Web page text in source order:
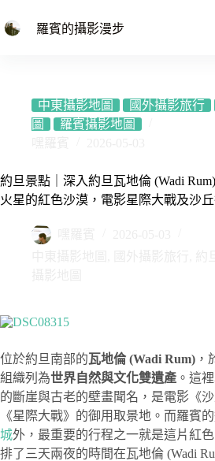
至
羅賓的攝影漫步
中東攝影地圖 國外攝影旅行
圖
羅賓攝影地圖
約旦景點｜深入約旦瓦地倫 (Wadi
火星的紅色沙漠，電影星際大戰及沙
位於約旦南部的瓦地倫 (Wadi Rum) ，
組織列為世界自然與文化雙遺產 。這
的斷崖與古老的壁畫聞名，是電影《
《星際大戰》的御用取景地。而羅賓
城外，最重要的行程之一就是這片紅
排了三天兩夜的時間在瓦地倫 (Wadi